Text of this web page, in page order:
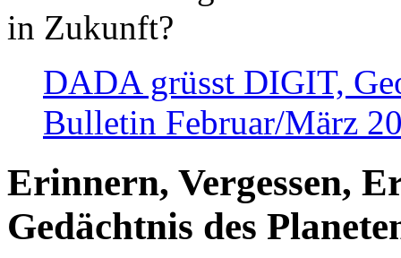
in Zukunft?
DADA grüsst DIGIT,
Bulletin Februar/März
Erinnern, Vergessen,
Gedächtnis des